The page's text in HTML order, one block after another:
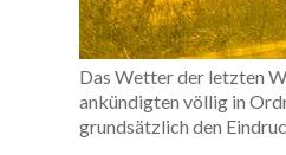
Das Wetter der letzten
ankündigten völlig in
grundsätzlich den